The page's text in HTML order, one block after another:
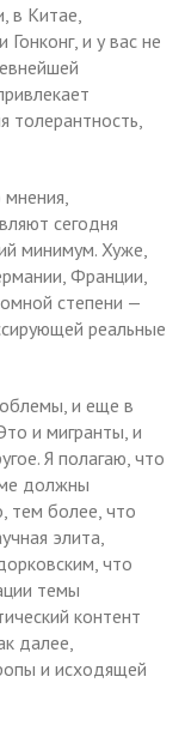
в Китае,
и у вас не
толерантность,
сегодня
минимум. Хуже,
Франции,
степени —
реальные
и еще в
и мигранты, и
Я полагаю, что
должны
тем более, что
элита,
что
темы
контент
далее,
и исходящей